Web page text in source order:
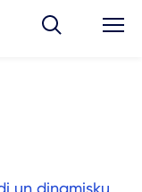
un dinamisku